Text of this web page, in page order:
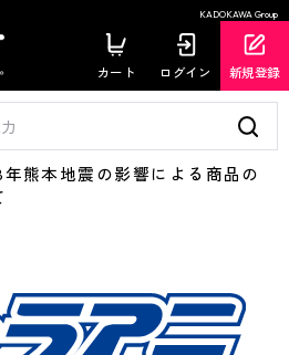
KADOKAWA Group
カート ログイン 新規登録
本地震の影響による商品の